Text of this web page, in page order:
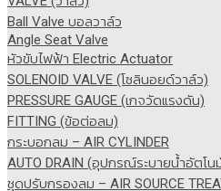
Ball Valve บอลวาล์ว
Angle Seat Valve
หัวขับไฟฟ้า Electric Actuator
SOLENOID VALVE (โซลินอยด์วาล์ว)
PRESSURE GAUGE (เกจวัดแรงดัน)
FITTING (ข้อต่อลม)
กระบอกลม – AIR CYLINDER
AUTO DRAIN (อุปกรณ์ระบายน้ำอัตโน
ชุดปรับกรองลม – AIR SOURCE